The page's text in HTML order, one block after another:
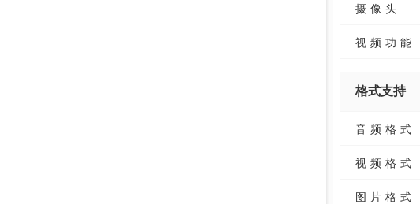
摄像头
视频功能
格式支持
音频格式
视频格式
图片格式